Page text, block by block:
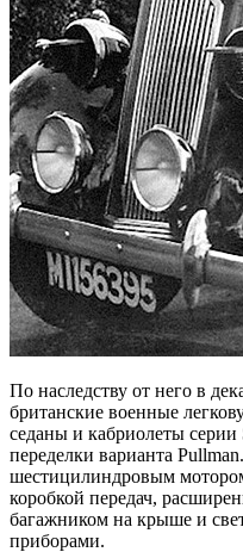
По наследству от него в
британские военные
седаны и кабриолеты серии
переделки варианта
шестицилиндровым
коробкой передач,
багажником на крыше и
приборами.